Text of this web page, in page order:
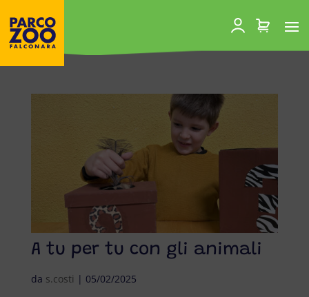
A tu per tu con gli animali
da s.costi | 05/02/2025